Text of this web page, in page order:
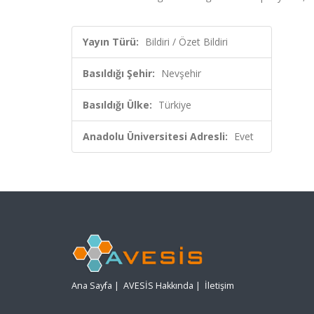
Yayın Türü: Bildiri / Özet Bildiri
Basıldığı Şehir: Nevşehir
Basıldığı Ülke: Türkiye
Anadolu Üniversitesi Adresli: Evet
Ana Sayfa | AVESİS Hakkında | İletişim